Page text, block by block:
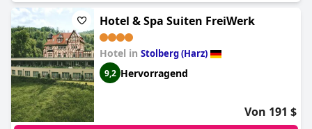
dem 5-Sterne-Standard entsprachen, vom rustikalen Ambiente,
das nicht ihren Erwartungen entsprach, und von einigen
Wartungsproblemen. Einige Gäste merkten auch an, dass das
WiFi des Hotels nicht dem Standard entsprach und die Zimmer
zu klein für eine 5-Sterne-Kategorie waren. Obwohl einige Gäste
kleinere Probleme mit dem Hotel hatten, war es dennoch ein
luxuriöses Erlebnis.
Hotel & Spa Suiten FreiWerk
Hotel in Stolberg (Harz)
9,2 Hervorragend
Von 191 $